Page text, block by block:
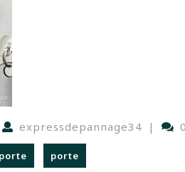
expressdepannage34 |
porte